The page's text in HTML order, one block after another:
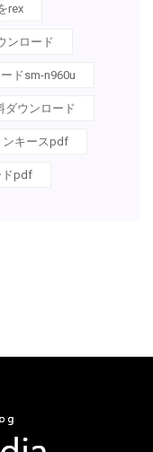
rex
ンロード
ドsm-n960u
ダウンロード
ンキースpdf
ドpdf